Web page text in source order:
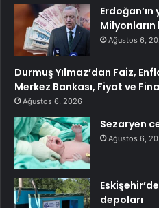
Ağustos 6,
Durmuş Yılmaz’dan Faiz,
Merkez Bankası, Fiyat ve
Ağustos 6, 2026
Sezaryen
Ağustos 6,
depoları